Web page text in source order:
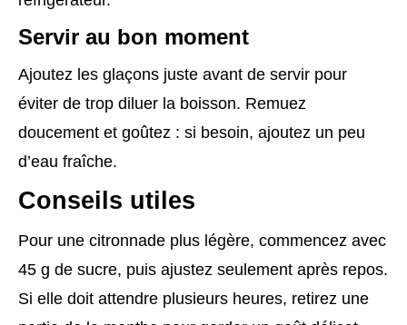
Servir au bon moment
Ajoutez les glaçons juste avant de servir pour
éviter de trop diluer la boisson. Remuez
doucement et goûtez : si besoin, ajoutez un peu
d’eau fraîche.
Conseils utiles
Pour une citronnade plus légère, commencez avec
45 g de sucre, puis ajustez seulement après repos.
Si elle doit attendre plusieurs heures, retirez une